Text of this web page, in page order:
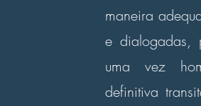
maneira
e dialogadas,
uma vez
definitiva